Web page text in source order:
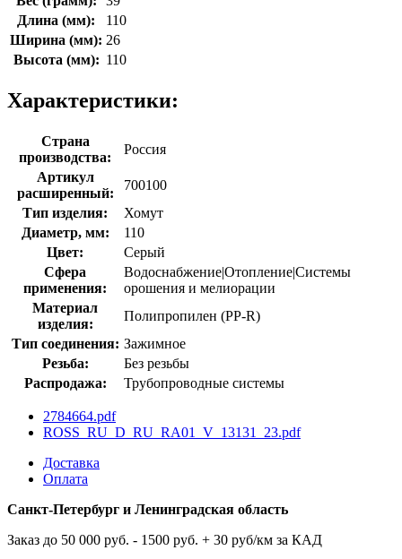
Длина (мм):
110
Ширина (мм): 26
Высота (мм): 110
Характеристики:
Страна
производства:
Россия
Артикул
расширенный:
700100
Тип изделия:
Хомут
Диаметр, мм:
110
Цвет:
Серый
Сфера
применения:
Водоснабжение|Отопление|Системы
орошения и мелиорации
Материал
изделия:
Полипропилен (PP-R)
Тип соединения: Зажимное
Резьба:
Без резьбы
Распродажа:
Трубопроводные системы
2784664.pdf
ROSS_RU_D_RU_RA01_V_13131_23.pdf
Доставка
Оплата
Санкт-Петербург и Ленинградская область
Заказ до 50 000 руб. - 1500 руб. + 30 руб/км за КАД